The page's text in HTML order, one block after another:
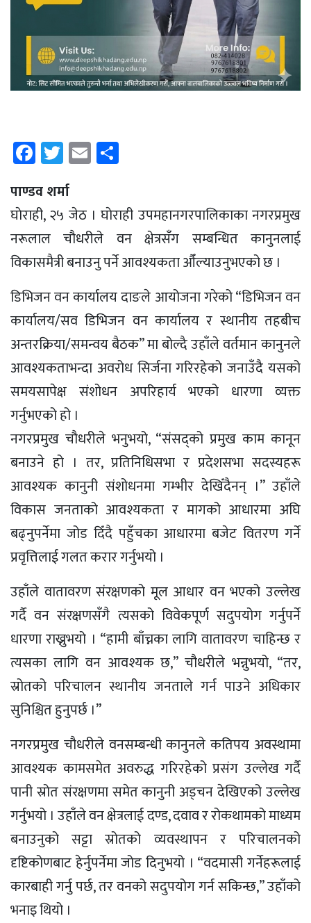
Facebook
Twitter
Email
पाण्डव शर्मा
घाेराही, २५ जेठ । घाेराही उपमहानगरपालिकाका नगरप्रमुख
नरूलाल चौधरीले वन क्षेत्रसँग सम्बन्धित कानुनलाई
विकासमैत्री बनाउनु पर्ने आवश्यकता औँल्याउनुभएको छ ।
डिभिजन वन कार्यालय दाङले आयोजना गरेको “डिभिजन वन
कार्यालय/सव डिभिजन वन कार्यालय र स्थानीय तहबीच
अन्तरक्रिया/समन्वय बैठक” मा बोल्दै उहाँले वर्तमान कानुनले
आवश्यकताभन्दा अवरोध सिर्जना गरिरहेको जनाउँदै यसको
समयसापेक्ष संशोधन अपरिहार्य भएको धारणा व्यक्त
गर्नुभएको हो ।
नगरप्रमुख चौधरीले भनुभयो, “संसद्को प्रमुख काम कानून
बनाउने हो । तर, प्रतिनिधिसभा र प्रदेशसभा सदस्यहरू
आवश्यक कानुनी संशोधनमा गम्भीर देखिँदैनन् ।” उहाँले
विकास जनताको आवश्यकता र मागको आधारमा अघि
बढ्नुपर्नेमा जोड दिँदै पहुँचका आधारमा बजेट वितरण गर्ने
प्रवृत्तिलाई गलत करार गर्नुभयो ।
उहाँले वातावरण संरक्षणको मूल आधार वन भएको उल्लेख
गर्दै वन संरक्षणसँगै त्यसको विवेकपूर्ण सदुपयोग गर्नुपर्ने
धारणा राख्नुभयो । “हामी बाँच्नका लागि वातावरण चाहिन्छ र
त्यसका लागि वन आवश्यक छ,” चौधरीले भन्नुभयो, “तर,
स्रोतको परिचालन स्थानीय जनताले गर्न पाउने अधिकार
सुनिश्चित हुनुपर्छ ।”
नगरप्रमुख चौधरीले वनसम्बन्धी कानुनले कतिपय अवस्थामा
आवश्यक कामसमेत अवरुद्ध गरिरहेको प्रसंग उल्लेख गर्दै
पानी स्रोत संरक्षणमा समेत कानुनी अड्चन देखिएको उल्लेख
गर्नुभयो । उहाँले वन क्षेत्रलाई दण्ड, दवाव र रोकथामको माध्यम
बनाउनुको सट्टा स्रोतको व्यवस्थापन र परिचालनको
दृष्टिकोणबाट हेर्नुपर्नेमा जोड दिनुभयो । “वदमासी गर्नेहरूलाई
कारबाही गर्नु पर्छ, तर वनको सदुपयोग गर्न सकिन्छ,” उहाँको
भनाइ थियो ।